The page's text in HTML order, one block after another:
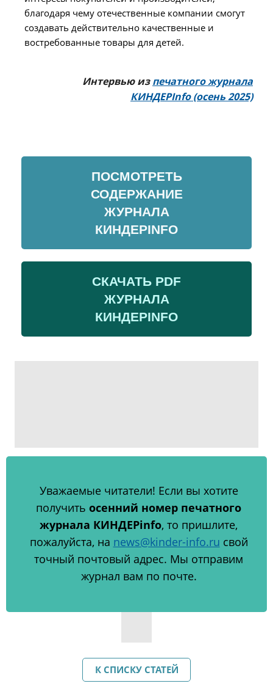
благодаря чему отечественные компании смогут
создавать действительно качественные и
востребованные товары для детей.
Интервью изпечатного журнала
КИНДЕРInfo (осень 2025)
ПОСМОТРЕТЬ
СОДЕРЖАНИЕ
ЖУРНАЛА
КИНДЕРINFO
СКАЧАТЬ PDF
ЖУРНАЛА
КИНДЕРINFO
Уважаемые читатели! Если вы хотите
получить осенний номер печатного
журнала КИНДЕРinfo, то пришлите,
пожалуйста, на news@kinder-info.ru свой
точный почтовый адрес. Мы отправим
журнал вам по почте.
К СПИСКУ СТАТЕЙ